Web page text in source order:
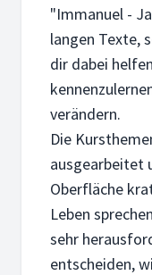
"Immanuel -
langen Texte,
dir dabei
verändern.
Die
ausgearbeitet
Oberfläche
Leben
sehr
entscheiden,